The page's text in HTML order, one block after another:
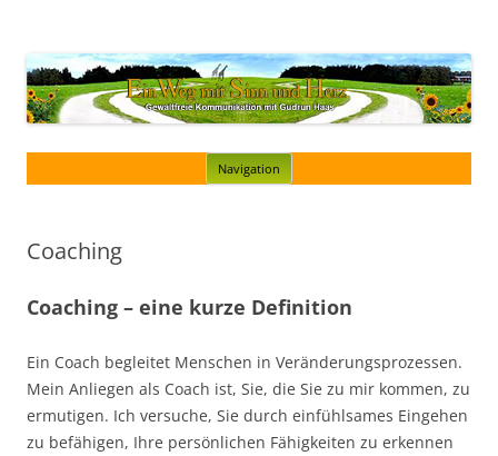
Navigation Zum
springen
Coaching
Coaching – eine kurze Definition
Ein Coach begleitet Menschen in Veränderungsprozessen.
Mein Anliegen als Coach ist, Sie, die Sie zu mir kommen, zu
ermutigen. Ich versuche, Sie durch einfühlsames Eingehen
zu befähigen, Ihre persönlichen Fähigkeiten zu erkennen